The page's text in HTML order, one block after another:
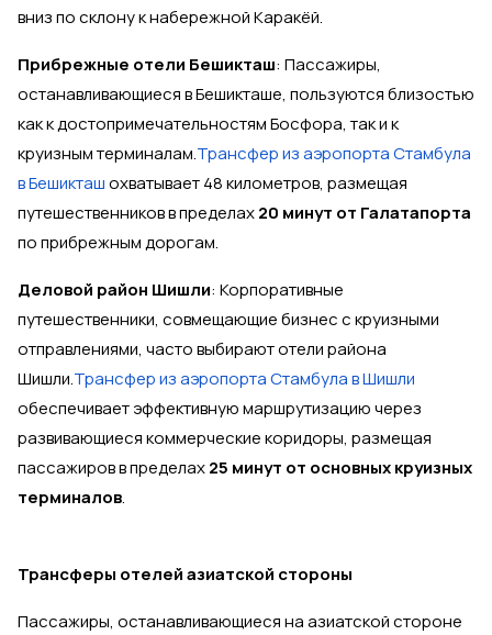
вниз по склону к набережной Каракёй.
Прибрежные отели Бешикташ: Пассажиры,
останавливающиеся в Бешикташе, пользуются близостью
как к достопримечательностям Босфора, так и к
круизным терминалам.Трансфер из аэропорта Стамбула
в Бешикташохватывает 48 километров, размещая
путешественников в пределах20 минут от Галатапорта
по прибрежным дорогам.
Деловой район Шишли: Корпоративные
путешественники, совмещающие бизнес с круизными
отправлениями, часто выбирают отели района
Шишли.Трансфер из аэропорта Стамбула в Шишли
обеспечивает эффективную маршрутизацию через
развивающиеся коммерческие коридоры, размещая
пассажиров в пределах25 минут от основных круизных
терминалов.
Трансферы отелей азиатской стороны
Пассажиры, останавливающиеся на азиатской стороне